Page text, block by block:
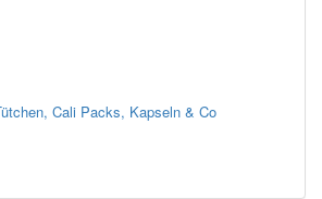
Cali Packs, Kapseln & Co